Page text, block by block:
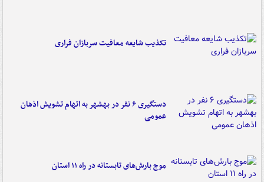
تکذیب شایعه معافیت سربازان فراری
دستگیری ۶ نفر در بهشهر به اتهام تشویش اذهان
عمومی
موج بارش‌های تابستانه در راه ۱۱ استان